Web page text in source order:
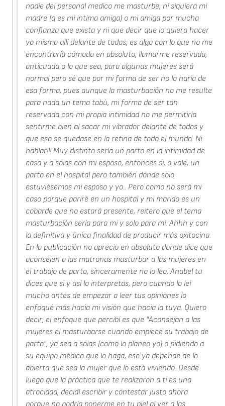
nadie del personal medico me masturbe, ni siquiera mi
madre (q es mi intima amiga) o mi amiga por mucha
confianza que exista y ni que decir que lo quiera hacer
yo misma allí delante de todos, es algo con lo que no me
encontraría cómoda en absoluto, llamarme reservada,
anticuada o lo que sea, para algunas mujeres será
normal pero sé que por mi forma de ser no lo haría de
esa forma, pues aunque la masturbación no me resulte
para nada un tema tabú, mi forma de ser tan
reservada con mi propia intimidad no me permitiría
sentirme bien al sacar mi vibrador delante de todos y
que eso se quedase en la retina de todo el mundo. Ni
hablar!!! Muy distinto sería un parto en la intimidad de
casa y a solas con mi esposo, entonces si, o vale, un
parto en el hospital pero también donde solo
estuviésemos mi esposo y yo.. Pero como no será mi
caso porque pariré en un hospital y mi marido es un
cobarde que no estará presente, reitero que el tema
masturbación sería para mi y solo para mi. Ahhh y con
la definitiva y única finalidad de producir más oxitocina.
En la publicación no aprecio en absoluto donde dice que
aconsejen a las matronas masturbar a las mujeres en
el trabajo de parto, sinceramente no lo leo, Anabel tu
dices que si y así lo interpretas, pero cuando lo leí
mucho antes de empezar a leer tus opiniones lo
enfoqué más hacia mi visión que hacia la tuya. Quiero
decir, el enfoque que percibí es que "Aconsejan a las
mujeres el masturbarse cuando empiece su trabajo de
parto", ya sea a solas (como lo planeo yo) o pidiendo a
su equipo médico que lo haga, eso ya depende de lo
abierta que sea la mujer que lo está viviendo. Desde
luego que la práctica que te realizaron a ti es una
atrocidad, decidí escribir y contestar justo ahora